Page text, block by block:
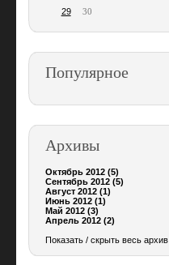
29
30
Популярное
Архивы
Октябрь 2012 (5)
Сентябрь 2012 (5)
Август 2012 (1)
Июнь 2012 (1)
Май 2012 (3)
Апрель 2012 (2)
Показать / скрыть весь архив